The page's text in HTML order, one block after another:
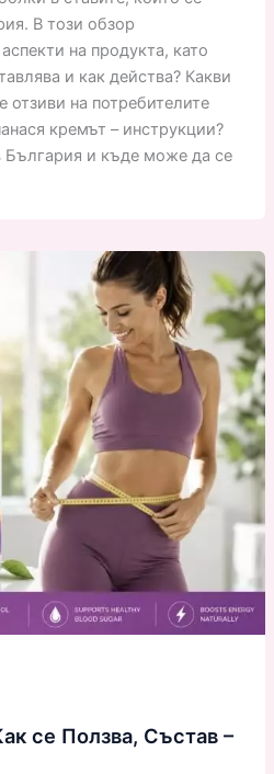
В този обзор
на продукта, като
и как действа? Какви
отзиви на потребителите
кремът – инструкции?
България и къде може да се
се Ползва, Състав –